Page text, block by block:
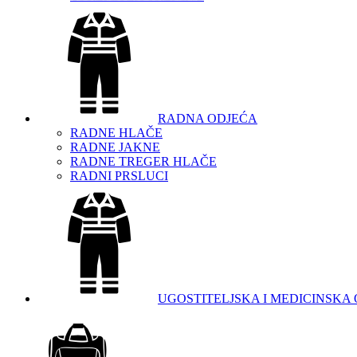
RADNA ODJEĆA
RADNE HLAČE
RADNE JAKNE
RADNE TREGER HLAČE
RADNI PRSLUCI
UGOSTITELJSKA I MEDICINSKA